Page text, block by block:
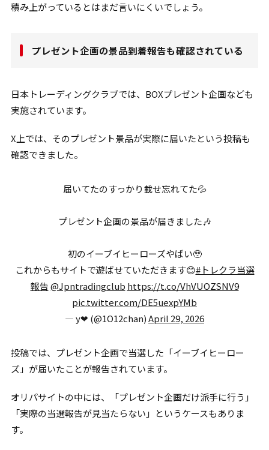
積み上がっているとはまだ言いにくいでしょう。
プレゼント企画の景品到着報告も確認されている
日本トレーディングクラブでは、BOXプレゼント企画なども
実施されています。
X上では、そのプレゼント景品が実際に届いたという投稿も
確認できました。
届いてたのすっかり載せ忘れてた💦
プレゼント企画の景品が届きました🎶
初のイーブイヒーローズやばい🥹
これからもサイトで遊ばせていただきます😊#トレクラ当選
報告@Jpntradingclub https://t.co/VhVUOZSNV9
pic.twitter.com/DE5uexpYMb
— y❤︎ (@1O12chan)April 29, 2026
投稿では、プレゼント企画で当選した「イーブイヒーロー
ズ」が届いたことが報告されています。
オリパサイトの中には、「プレゼント企画だけ派手に行う」
「実際の当選報告が見当たらない」というケースもありま
す。